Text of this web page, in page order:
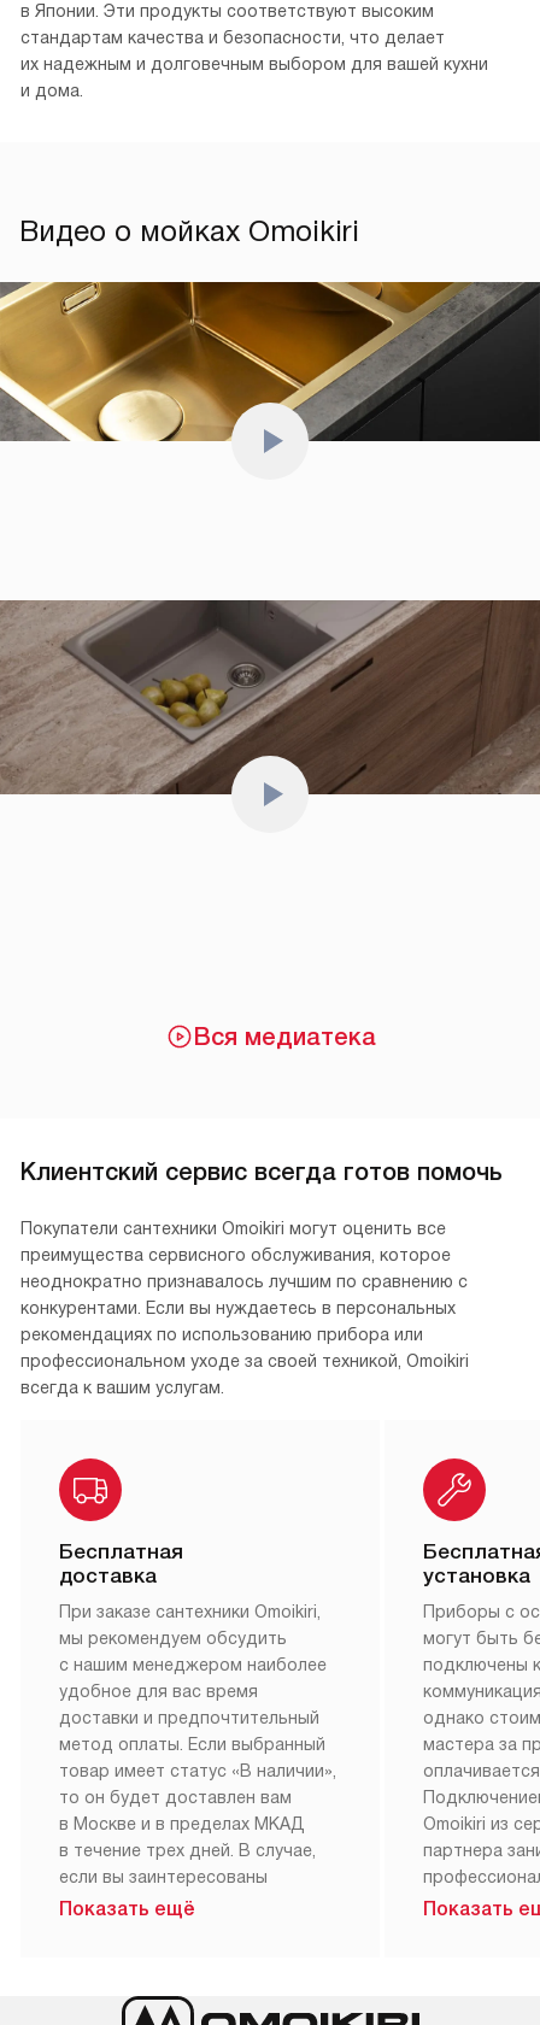
в Японии. Эти продукты соответствуют высоким
стандартам качества и безопасности, что делает
их надежным и долговечным выбором для вашей кухни
и дома.
Видео о мойках Omoikiri
Вся медиатека
Клиентский сервис всегда готов помочь
Покупатели сантехники Omoikiri могут оценить все
преимущества сервисного обслуживания, которое
неоднократно признавалось лучшим по сравнению с
конкурентами. Если вы нуждаетесь в персональных
рекомендациях по использованию прибора или
профессиональном уходе за своей техникой, Omoikiri
всегда к вашим услугам.
Бесплатная
доставка
При заказе сантехники Omoikiri,
мы рекомендуем обсудить
с нашим менеджером наиболее
удобное для вас время
доставки и предпочтительный
метод оплаты. Если выбранный
товар имеет статус «В наличии»,
то он будет доставлен вам
в Москве и в пределах МКАД
в течение трех дней. В случае,
если вы заинтересованы
в товаре, который доступен
менеджером на сайте. Товары
Показать ещё
установка
Приборы с
могут быть
подключены
однако
мастера за
Omoikiri из
партнера
Наш сервис
Показать